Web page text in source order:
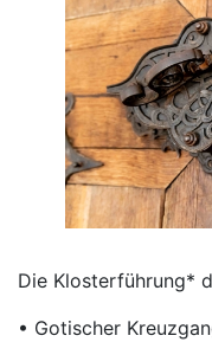
Die Klosterführung*
• Gotischer